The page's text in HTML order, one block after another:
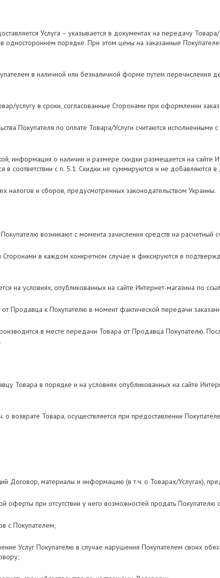
Услуга – указывается в документах на передачу
одностороннем порядке. При этом цены на заказанные
в наличной или безналичной форме путем перечисления
услугу в сроки, согласованные Сторонами при оформлении
Покупателя по оплате Товара/Услуги считаются исполненными
информация о наличии и размере скидки размещается на сайте
в соответствии с п. 5.1. Скидки не суммируются и не добавляются в
налогов и сборов, предусмотренных законодательством Украины.
возникают с момента зачисления средств на расчетный
в каждом конкретном случае и фиксируются в
на условиях, опубликованных на сайте Интернет-магазина по
Продавца к Покупателю в момент фактической передачи
в месте передачи Товара от Продавца Покупателю.
Товара в порядке и на условиях опубликованных на сайте
о возврате Товара, осуществляется при предоставлении
Договор, материалы и информацию (в т.ч. о Товарах/Услугах),
оферты при отсутствии у него возможностей продать Покупателю
с Покупателем;
Услуг Покупателю в случае нарушения Покупателем своих